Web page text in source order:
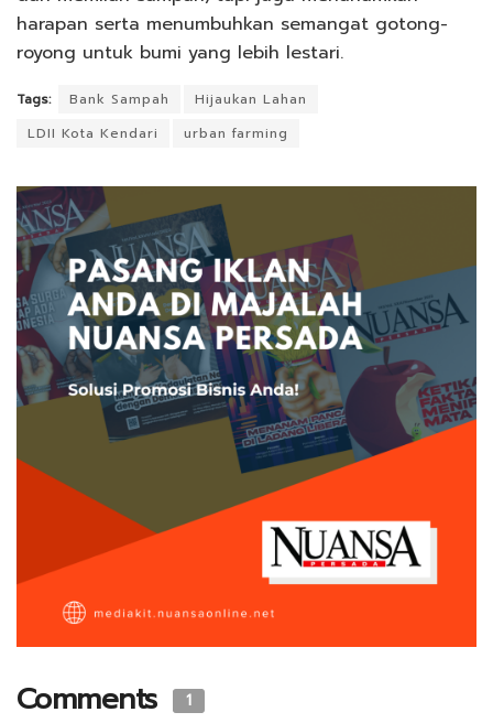
harapan serta menumbuhkan semangat gotong-
royong untuk bumi yang lebih lestari.
Tags: Bank Sampah
Hijaukan Lahan
LDII Kota Kendari
urban farming
Comments 1